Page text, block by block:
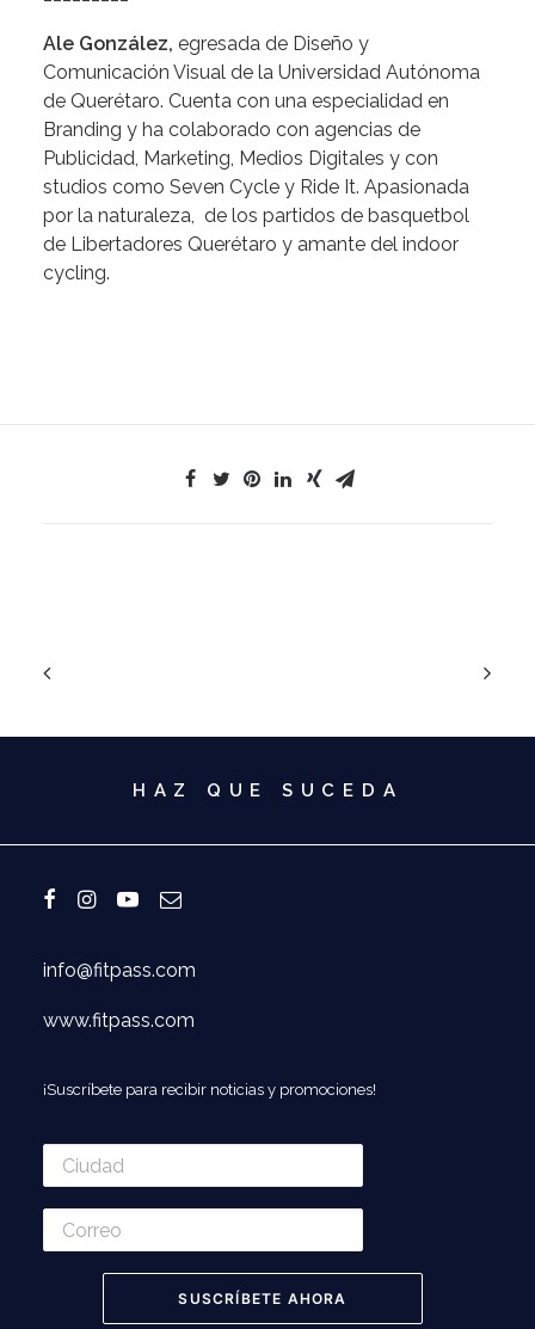
Ale González, egresada de Diseño y
Comunicación Visual de la Universidad Autónoma
de Querétaro. Cuenta con una especialidad en
Branding y ha colaborado con agencias de
Publicidad, Marketing, Medios Digitales y con
studios como Seven Cycle y Ride It. Apasionada
por la naturaleza, de los partidos de basquetbol
de Libertadores Querétaro y amante del indoor
cycling.
HAZ QUE SUCEDA
info@fitpass.com
www.fitpass.com
¡Suscríbete para recibir noticias y promociones!